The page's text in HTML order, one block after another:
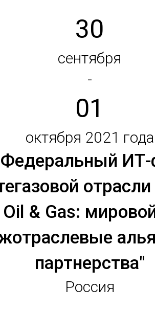
30
сентября
-
01
октября 2021 года
& Gas:
партнерства"
Россия